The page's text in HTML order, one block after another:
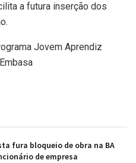
a futura inserção dos
Jovem Aprendiz
fura bloqueio de obra na BA
de empresa